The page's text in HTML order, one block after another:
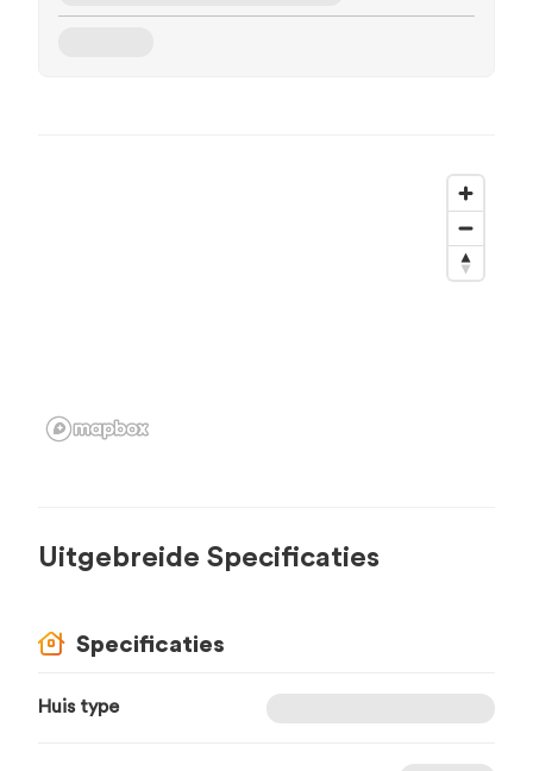
Uitgebreide Specificaties
Specificaties
Huis type